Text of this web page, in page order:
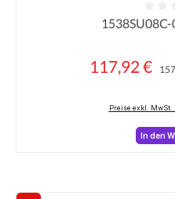
Durchschnittliche
Verkaufspreis:
117,92 €
Preise exkl. MwSt.
In den